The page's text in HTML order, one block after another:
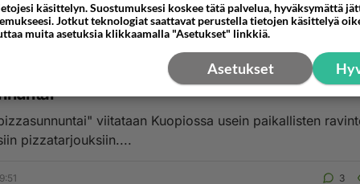
6
viitataan Kuopiossa usein paikallisten
pizzatarjouksiin....
3
käsittelyn. Suostumuksesi koskee tätä palvelua, hyväksymättä
Jotkut teknologiat saattavat perustella tietojen käsittelyä
muita asetuksia klikkaamalla "Asetukset" linkkiä.
Asetukset